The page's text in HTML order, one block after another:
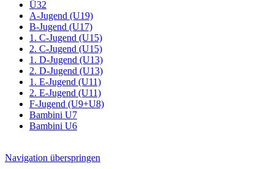
Ü32
A-Jugend (U19)
B-Jugend (U17)
1. C-Jugend (U15)
2. C-Jugend (U15)
1. D-Jugend (U13)
2. D-Jugend (U13)
1. E-Jugend (U11)
2. E-Jugend (U11)
F-Jugend (U9+U8)
Bambini U7
Bambini U6
Navigation überspringen